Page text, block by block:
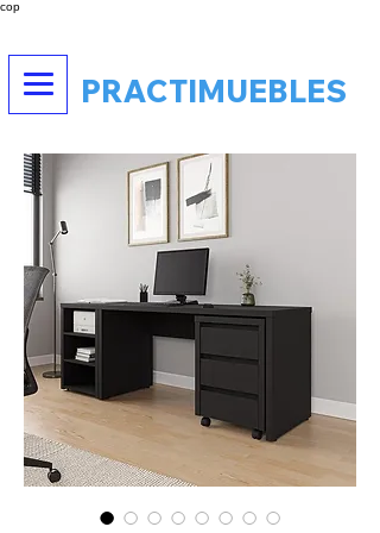
cop
PRACTIMUEBLES